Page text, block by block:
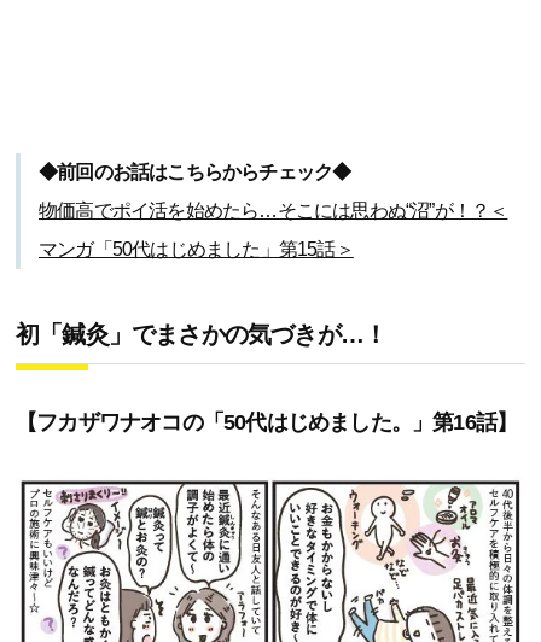
◆前回のお話はこちらからチェック◆
物価高でポイ活を始めたら…そこには思わぬ“沼”が！？＜
マンガ「50代はじめました」第15話＞
初「鍼灸」でまさかの気づきが…！
【フカザワナオコの「50代はじめました。」第16話】